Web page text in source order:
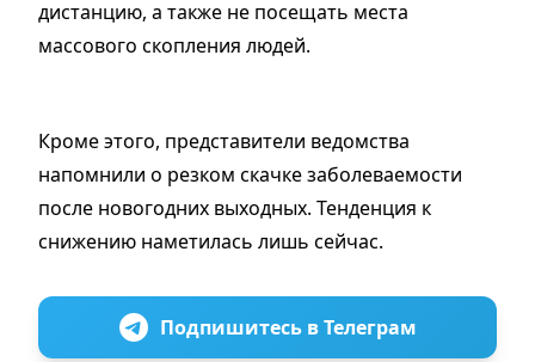
дистанцию, а также не посещать места
массового скопления людей.
Кроме этого, представители ведомства
напомнили о резком скачке заболеваемости
после новогодних выходных. Тенденция к
снижению наметилась лишь сейчас.
Подпишитесь в Телеграм